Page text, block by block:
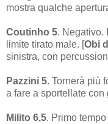
mostra qualche
Coutinho 5. Negativo.
limite tirato male. [Obi
sinistra, con
Pazzini 5. Tornerà più
a fare a sportellate con
Milito 6,5. Primo